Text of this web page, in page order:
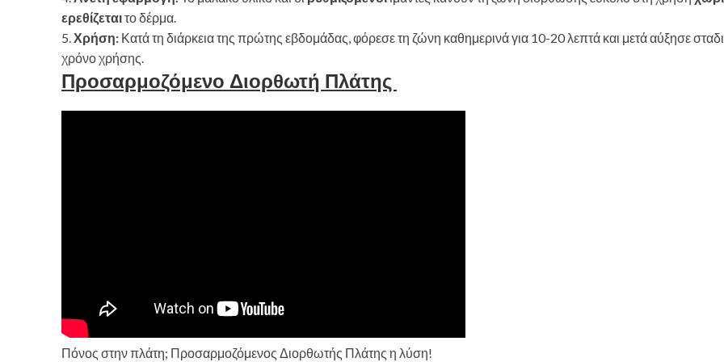
ερεθίζεταιτο δέρμα.
5.Χρήση: Κατά τη διάρκεια της πρώτης εβδομάδας, φόρεσε τη ζώνη καθημερινά για 10-20 λεπτά και μετά αύξησε
χρόνο χρήσης.
Προσαρμοζόμενο Διορθωτή Πλάτης
Πόνος στην πλάτη; Προσαρμοζόμενος Διορθωτής Πλάτης η λύση!